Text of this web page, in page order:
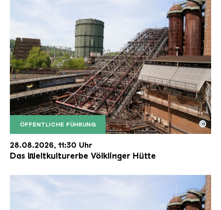
ÖFFENTLICHE FÜHRUNG
Der Erzschrägaufzug der Völklinger Hütte mit
Copyright: Weltkulturerbe Völklinger Hütte | Karl
©
28.08.2026, 11:30 Uhr
Das Weltkulturerbe Völklinger Hütte